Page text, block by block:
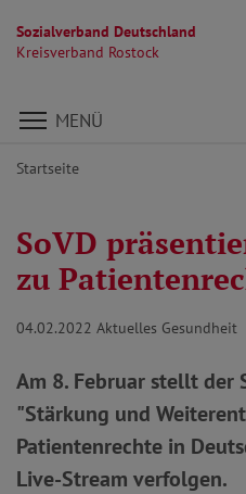
Sozialverband Deutschland
Kreisverband Rostock
Direkt zu den Inhalten
MENÜ
Startseite
SoVD
zu
04.02.2022 Aktuelles Gesundheit
Am 8. Februar stellt der
"Stärkung und
Patientenrechte in
Live-Stream verfolgen.